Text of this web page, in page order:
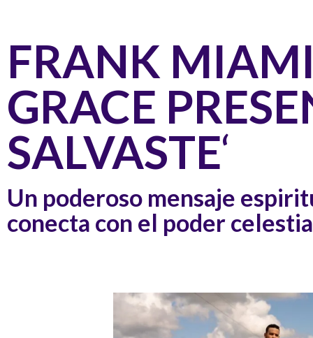
FRANK
GRACE
SALVASTE‘
Un poderoso mensaje
conecta con el poder